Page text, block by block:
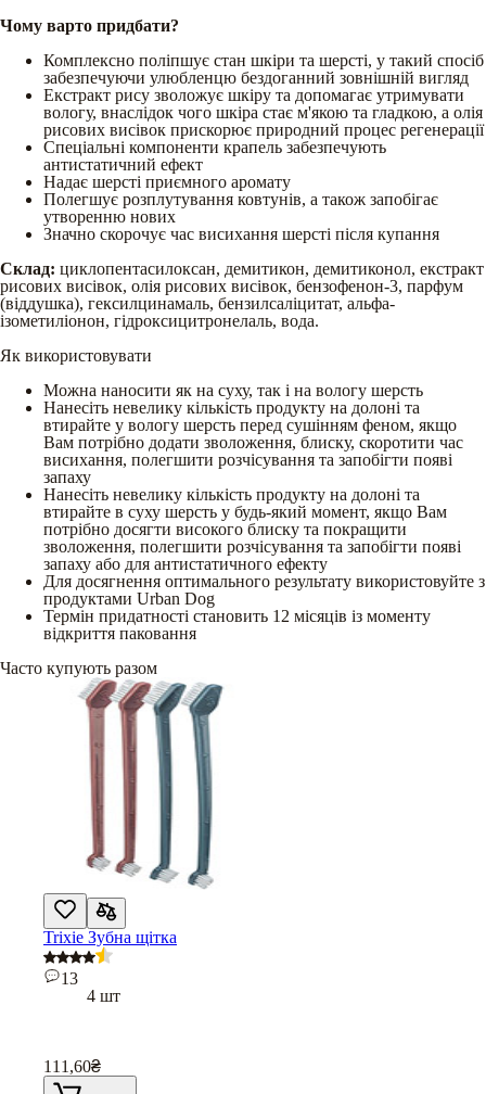
Чому варто придбати?
Комплексно поліпшує стан шкіри та шерсті, у такий спосіб
забезпечуючи улюбленцю бездоганний зовнішній вигляд
Екстракт рису зволожує шкіру та допомагає утримувати
вологу, внаслідок чого шкіра стає м'якою та гладкою, а олія
рисових висівок прискорює природний процес регенерації
Спеціальні компоненти крапель забезпечують
антистатичний ефект
Надає шерсті приємного аромату
Полегшує розплутування ковтунів, а також запобігає
утворенню нових
Значно скорочує час висихання шерсті після купання
Склад: циклопентасилоксан, демитикон, демитиконол, екстракт
рисових висівок, олія рисових висівок, бензофенон-3, парфум
(віддушка), гексилцинамаль, бензилсаліцитат, альфа-
ізометиліонон, гідроксицитронелаль, вода.
Як використовувати
Можна наносити як на суху, так і на вологу шерсть
Нанесіть невелику кількість продукту на долоні та
втирайте у вологу шерсть перед сушінням феном, якщо
Вам потрібно додати зволоження, блиску, скоротити час
висихання, полегшити розчісування та запобігти появі
запаху
Нанесіть невелику кількість продукту на долоні та
втирайте в суху шерсть у будь-який момент, якщо Вам
потрібно досягти високого блиску та покращити
зволоження, полегшити розчісування та запобігти появі
запаху або для антистатичного ефекту
Для досягнення оптимального результату використовуйте з
продуктами Urban Dog
Термін придатності становить 12 місяців із моменту
відкриття паковання
Часто купують разом
Trixie Зубна щітка
13
4 шт
111,60₴